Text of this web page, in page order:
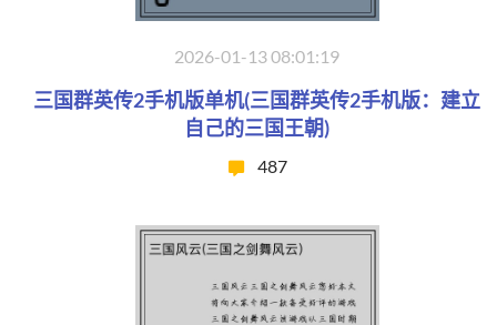
2026-01-13 08:01:19
三国群英传2手机版单机(三国群英传2手机版：建立
自己的三国王朝)
487